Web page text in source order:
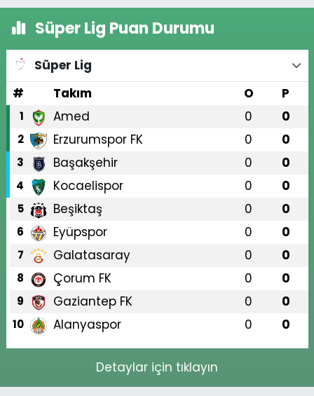
Süper Lig Puan Durumu
Süper Lig
#
Takım O P
1 Amed 0 0
2 Erzurumspor FK 0 0
3 Başakşehir 0 0
4 Kocaelispor 0 0
5 Beşiktaş 0 0
6 Eyüpspor 0 0
7 Galatasaray 0 0
8 Çorum FK 0 0
9 Gaziantep FK 0 0
10 Alanyaspor 0 0
Detaylar için tıklayın